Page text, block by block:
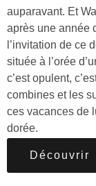
auparavant. Et
après une année
l’invitation de ce
située à l’orée
c’est opulent,
combines et les
ces vacances de
dorée.
Découvrir